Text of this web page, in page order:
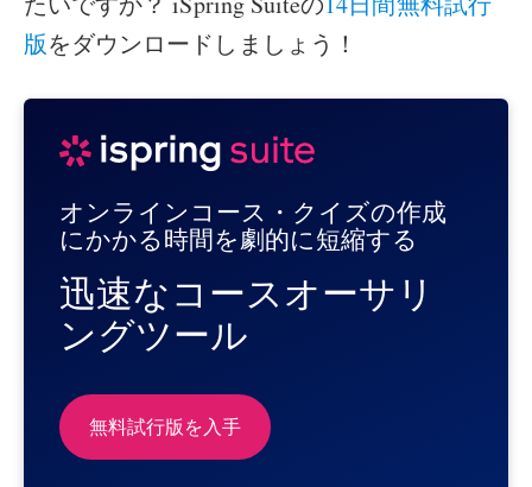
版をダウンロードしましょう！
迅速なコースオーサリ
ングツール
オンラインコース・クイズの作成
にかかる時間を劇的に短縮する
無料試行版を入手